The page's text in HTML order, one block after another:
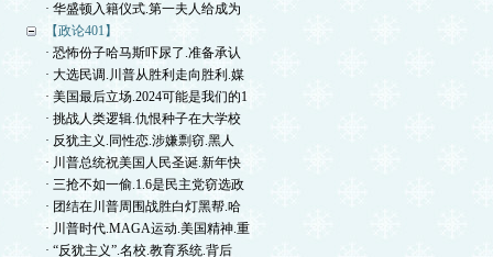
· 华盛顿入籍仪式.第一夫人给成为
【政论401】
· 恐怖份子哈马斯吓尿了.准备承认
· 大选民调.川普从胜利走向胜利.媒
· 美国最后立场.2024可能是我们的1
· 挑战人类逻辑.仇恨种子在大学校
· 反犹主义.同性恋.涉嫌剽窃.黑人
· 川普总统祝美国人民圣诞.新年快
· 三抢不如一偷.1.6是民主党窃选政
· 团结在川普周围战胜白灯黑帮.哈
· 川普时代.MAGA运动.美国精神.重
· “反犹主义”.名校.教育系统.背后